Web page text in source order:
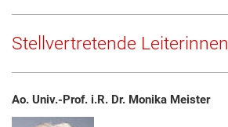
Stellvertretende Leiterinnen
Ao. Univ.-Prof. i.R. Dr. Monika Meister